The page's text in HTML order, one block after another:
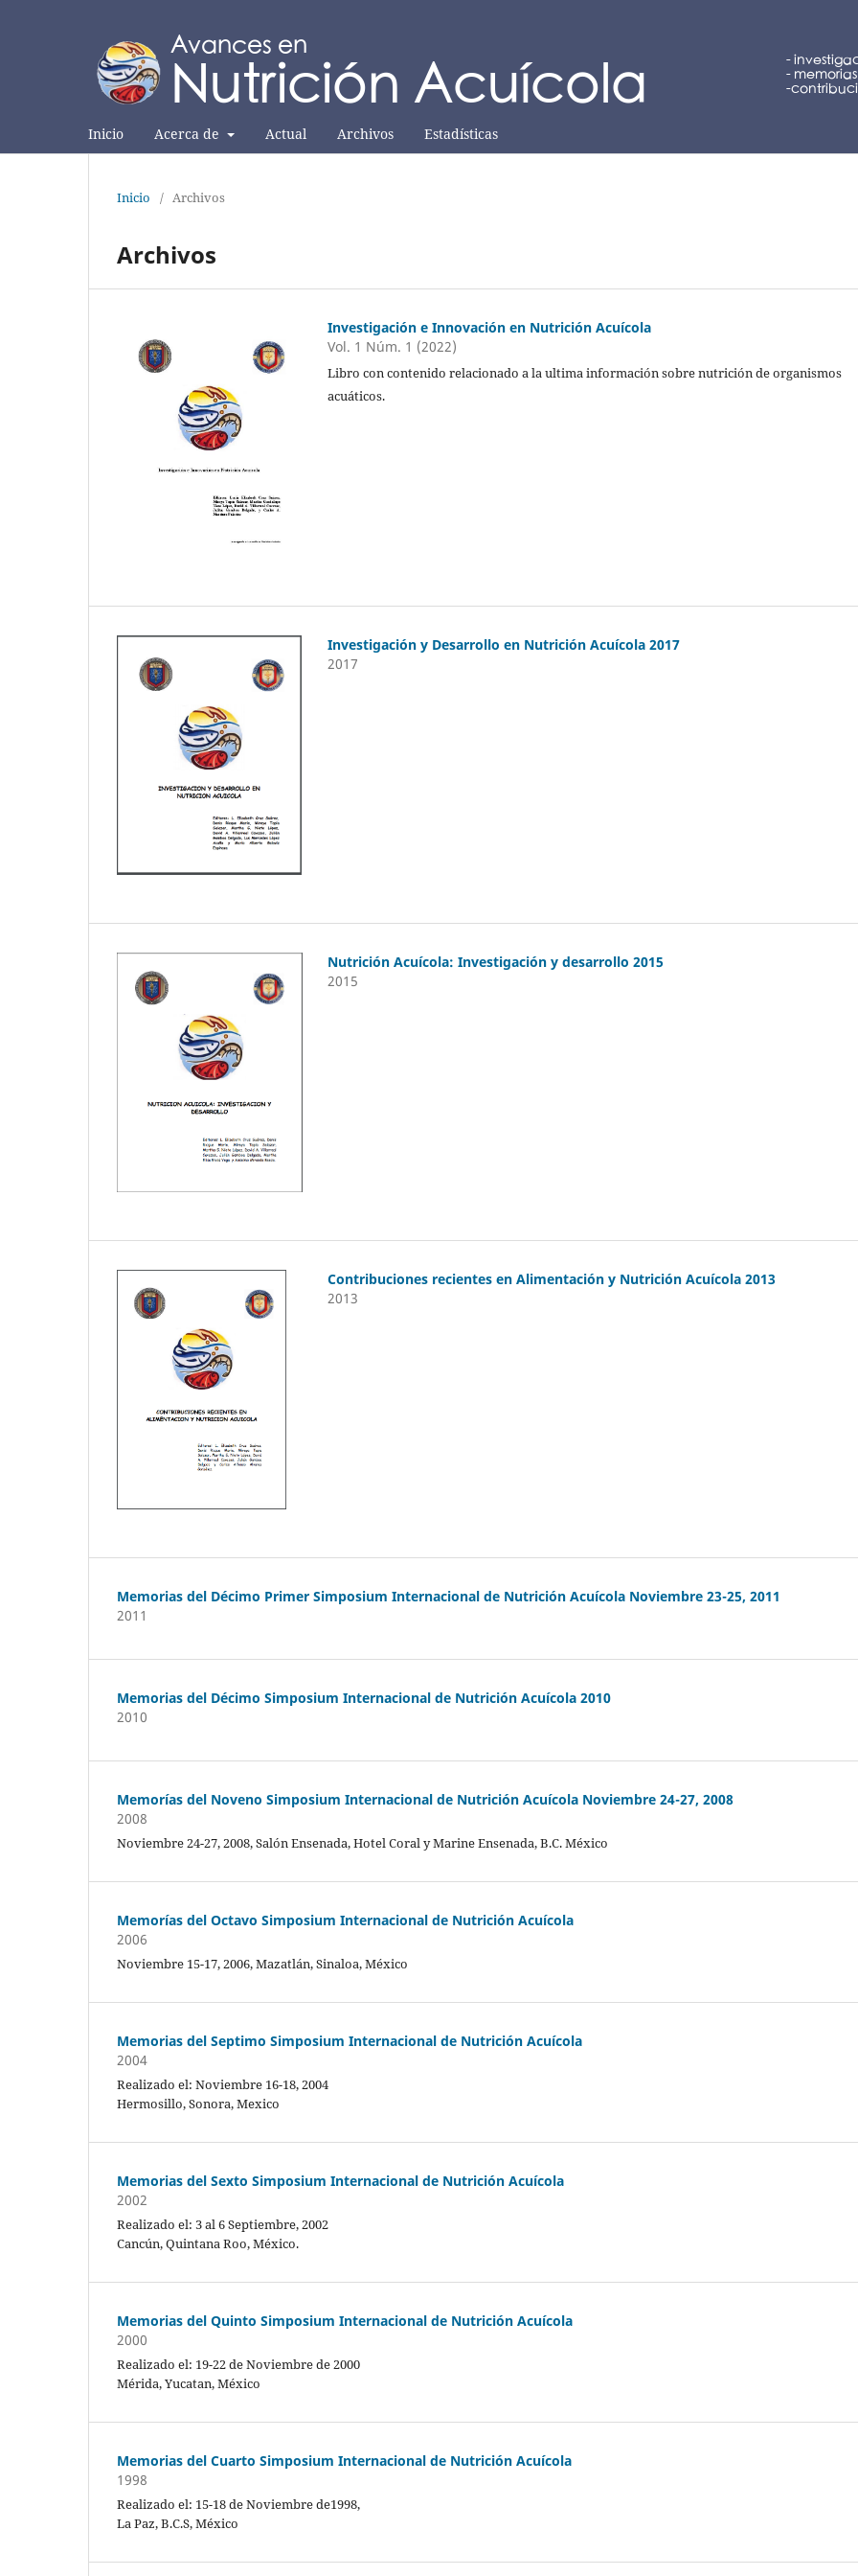
Inicio Acerca de Actual Archivos Estadísticas
Inicio / Archivos
Archivos
Investigación e Innovación en Nutrición Acuícola
Vol. 1 Núm. 1 (2022)
Libro con contenido relacionado a la ultima información sobre nutrición de organismos
acuáticos.
Investigación y Desarrollo en Nutrición Acuícola 2017
2017
Nutrición Acuícola: Investigación y desarrollo 2015
2015
Contribuciones recientes en Alimentación y Nutrición Acuícola 2013
2013
Memorias del Décimo Primer Simposium Internacional de Nutrición Acuícola Noviembre 23-25, 2011
2011
Memorias del Décimo Simposium Internacional de Nutrición Acuícola 2010
2010
Memorías del Noveno Simposium Internacional de Nutrición Acuícola Noviembre 24-27, 2008
2008
Noviembre 24-27, 2008, Salón Ensenada, Hotel Coral y Marine Ensenada, B.C. México
Memorías del Octavo Simposium Internacional de Nutrición Acuícola
2006
Noviembre 15-17, 2006, Mazatlán, Sinaloa, México
Memorias del Septimo Simposium Internacional de Nutrición Acuícola
2004
Realizado el: Noviembre 16-18, 2004
Hermosillo, Sonora, Mexico
Memorias del Sexto Simposium Internacional de Nutrición Acuícola
2002
Realizado el: 3 al 6 Septiembre, 2002
Cancún, Quintana Roo, México.
Memorias del Quinto Simposium Internacional de Nutrición Acuícola
2000
Realizado el: 19-22 de Noviembre de 2000
Mérida, Yucatan, México
Memorias del Cuarto Simposium Internacional de Nutrición Acuícola
1998
Realizado el: 15-18 de Noviembre de1998,
La Paz, B.C.S, México